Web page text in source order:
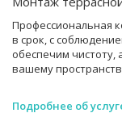
Профессиональная
в срок, с
обеспечим
вашему
Подробнее об